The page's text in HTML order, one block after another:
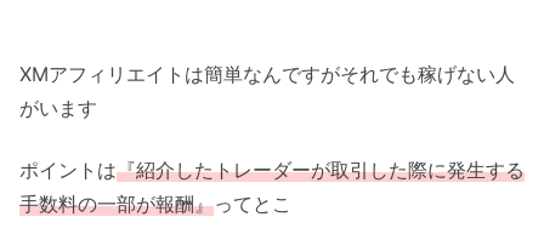
XMアフィリエイトは簡単なんですがそれでも稼げない人
がいます
ポイントは『紹介したトレーダーが取引した際に発生する
手数料の一部が報酬』ってとこ